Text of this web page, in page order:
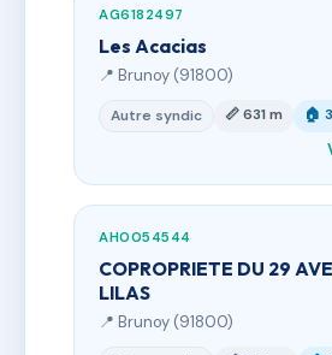
AG6182497
Les Acacias
📍 Brunoy (91800)
Autre syndic 📏 631 m 🏠
AH0054544
COPROPRIETE DU 29
LILAS
📍 Brunoy (91800)